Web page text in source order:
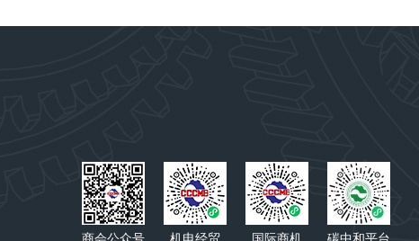
商会公众号 机电经贸 国际商机 碳中和平台